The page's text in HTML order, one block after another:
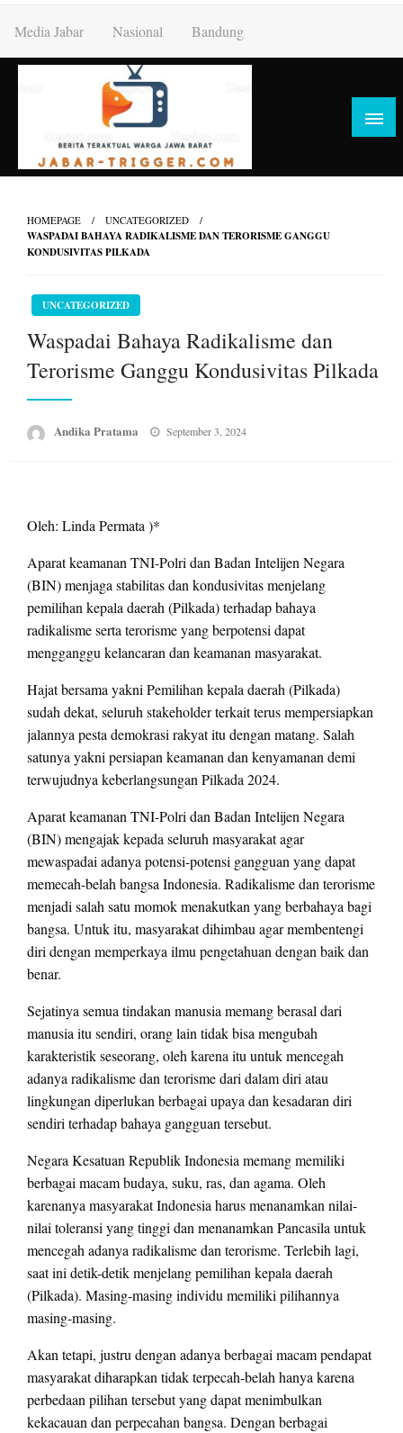
content
Media Jabar Nasional Bandung
HOMEPAGE UNCATEGORIZED
WASPADAI BAHAYA RADIKALISME DAN TERORISME GANGGU
KONDUSIVITAS PILKADA
UNCATEGORIZED
Waspadai Bahaya Radikalisme dan
Terorisme Ganggu Kondusivitas Pilkada
Andika Pratama
Posted
September 3, 2024
Oleh: Linda Permata )*
Aparat keamanan TNI-Polri dan Badan Intelijen Negara
(BIN) menjaga stabilitas dan kondusivitas menjelang
pemilihan kepala daerah (Pilkada) terhadap bahaya
radikalisme serta terorisme yang berpotensi dapat
mengganggu kelancaran dan keamanan masyarakat.
Hajat bersama yakni Pemilihan kepala daerah (Pilkada)
sudah dekat, seluruh stakeholder terkait terus mempersiapkan
jalannya pesta demokrasi rakyat itu dengan matang. Salah
satunya yakni persiapan keamanan dan kenyamanan demi
terwujudnya keberlangsungan Pilkada 2024.
Aparat keamanan TNI-Polri dan Badan Intelijen Negara
(BIN) mengajak kepada seluruh masyarakat agar
mewaspadai adanya potensi-potensi gangguan yang dapat
memecah-belah bangsa Indonesia. Radikalisme dan terorisme
menjadi salah satu momok menakutkan yang berbahaya bagi
bangsa. Untuk itu, masyarakat dihimbau agar membentengi
diri dengan memperkaya ilmu pengetahuan dengan baik dan
benar.
Sejatinya semua tindakan manusia memang berasal dari
manusia itu sendiri, orang lain tidak bisa mengubah
karakteristik seseorang, oleh karena itu untuk mencegah
adanya radikalisme dan terorisme dari dalam diri atau
lingkungan diperlukan berbagai upaya dan kesadaran diri
sendiri terhadap bahaya gangguan tersebut.
Negara Kesatuan Republik Indonesia memang memiliki
berbagai macam budaya, suku, ras, dan agama. Oleh
karenanya masyarakat Indonesia harus menanamkan nilai-
nilai toleransi yang tinggi dan menanamkan Pancasila untuk
mencegah adanya radikalisme dan terorisme. Terlebih lagi,
saat ini detik-detik menjelang pemilihan kepala daerah
(Pilkada). Masing-masing individu memiliki pilihannya
masing-masing.
Akan tetapi, justru dengan adanya berbagai macam pendapat
masyarakat diharapkan tidak terpecah-belah hanya karena
perbedaan pilihan tersebut yang dapat menimbulkan
kekacauan dan perpecahan bangsa. Dengan berbagai